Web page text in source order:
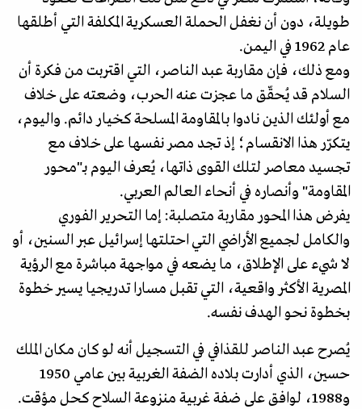
طويلة، دون أن نغفل الحملة العسكرية المكلفة التي أطلقها
عام 1962 في اليمن.
ومع ذلك، فإن مقاربة عبد الناصر، التي اقتربت من فكرة أن
السلام قد يُحقّق ما عجزت عنه الحرب، وضعته على خلاف
مع أولئك الذين نادوا بالمقاومة المسلحة كخيار دائم. واليوم،
يتكرّر هذا الانقسام؛ إذ تجد مصر نفسها على خلاف مع
تجسيد معاصر لتلك القوى ذاتها، يُعرف اليوم بـ"محور
المقاومة" وأنصاره في أنحاء العالم العربي.
يفرض هذا المحور مقاربة متصلبة: إما التحرير الفوري
والكامل لجميع الأراضي التي احتلتها إسرائيل عبر السنين، أو
لا شيء على الإطلاق، ما يضعه في مواجهة مباشرة مع الرؤية
المصرية الأكثر واقعية، التي تقبل مسارا تدريجيا يسير خطوة
بخطوة نحو الهدف نفسه.
يُصرح عبد الناصر للقذافي في التسجيل أنه لو كان مكان الملك
حسين، الذي أدارت بلاده الضفة الغربية بين عامي 1950
و1988، لوافق على ضفة غربية منزوعة السلاح كحل مؤقت.